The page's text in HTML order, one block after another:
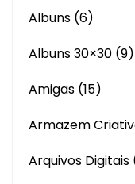
Albuns (6)
Albuns 30×30 (9)
Amigas (15)
Armazem
Arquivos Digitais